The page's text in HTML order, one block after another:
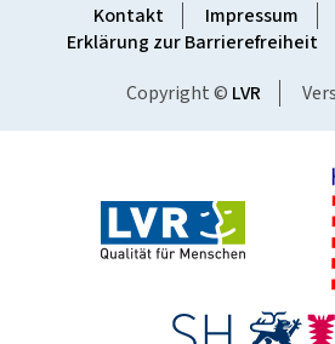
Kontakt Impressum
Erklärung zur Barrierefreiheit
Copyright © LVR